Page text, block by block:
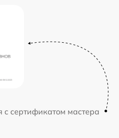
сертификатом мастера